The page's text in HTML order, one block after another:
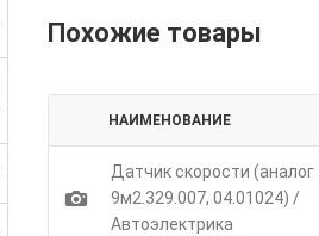
Похожие товары
НАИМЕНОВАНИЕ
1
Датчик скорости (аналог
9м2.329.007, 04.01024) /
Автоэлектрика